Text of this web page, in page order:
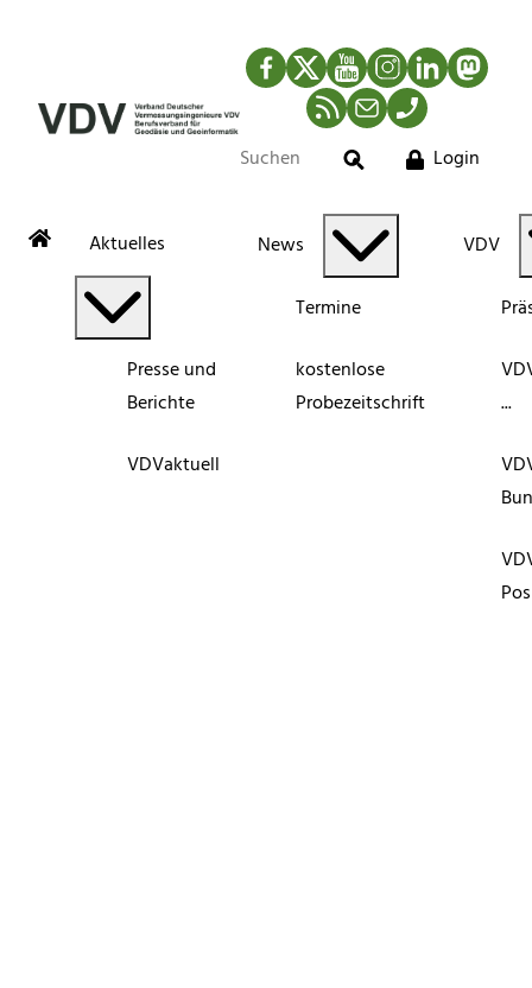
Facebook
TwitterYouTubeInstagram
LinkedIn
RSS-Newsfeed
MailTelefon
Suche
Login
Aktuelles
Presse und
Berichte
VDVaktuell
News
Termine
kostenlose
Probezeitschrift
VDV
...